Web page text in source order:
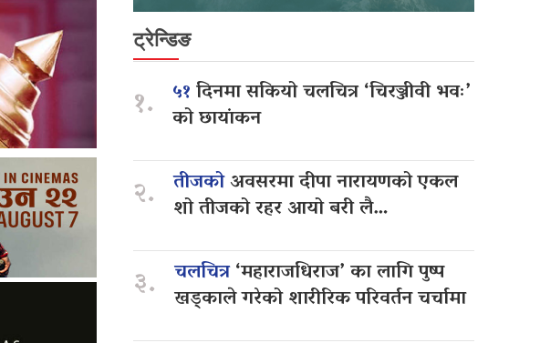
ट्रेन्डिङ
१. ५१दिनमा सकियो चलचित्र ‘चिरञ्जीवी भवः’
को छायांकन
२. तीजकोअवसरमा दीपा नारायणको एकल
शो तीजको रहर आयो बरी लै…
३. चलचित्र‘महाराजधिराज’ का लागि पुष्प
खड्काले गरेको शारीरिक परिवर्तन चर्चामा